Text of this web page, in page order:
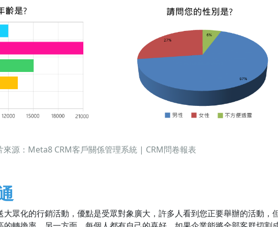
來源：Meta8 CRM客戶關係管理系統 | CRM問卷報表
眾化的行銷活動，優點是受眾對象廣大，許多人看到您正要舉辦的活動，